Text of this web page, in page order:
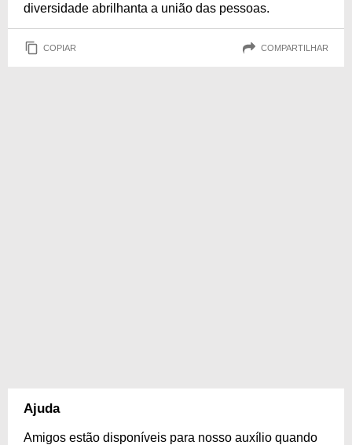
diversidade abrilhanta a união das pessoas.
COPIAR COMPARTILHAR
Ajuda
Amigos estão disponíveis para nosso auxílio quando